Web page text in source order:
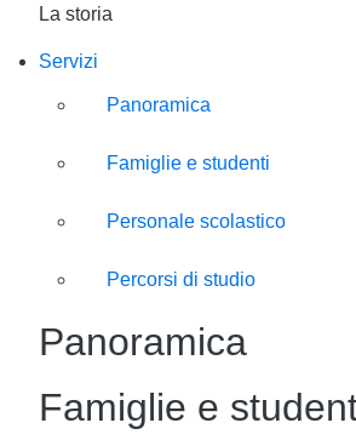
La storia
Servizi
Panoramica
Famiglie e studenti
Personale scolastico
Percorsi di studio
Panoramica
Famiglie e